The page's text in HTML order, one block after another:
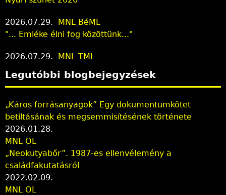
2026.07.29.
MNL BéML
"... Emléke élni fog közöttünk..."
2026.07.29. MNL TML
Legutóbbi blogbejegyzések
„Káros forrásanyagok” Egy dokumentumkötet
betiltásának és megsemmisítésének története
2026.01.28.
MNL OL
„Neokutyabőr”. 1987-es ellenvélemény a
családfakutatásról
2022.02.09.
MNL OL